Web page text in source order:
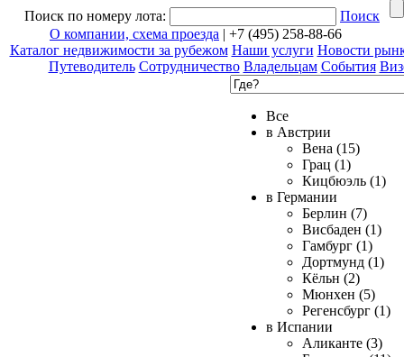
Поиск по номеру лота:
Поиск
О компании, схема проезда | +7 (495) 258-88-66
Каталог недвижимости за рубежом Наши услуги Новости
Путеводитель Сотрудничество Владельцам События
Все
в Австрии
Вена (15)
Грац (1)
Кицбюэль (1)
в Германии
Берлин (7)
Висбаден (1)
Гамбург (1)
Дортмунд (1)
Кёльн (2)
Мюнхен (5)
Регенсбург (1)
в Испании
Аликанте (3)